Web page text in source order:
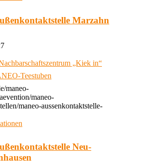
Marzahn
„Kiek in“
Teestuben
maneo-
maneo-
maneo-aussenkontaktstelle-
Neu-